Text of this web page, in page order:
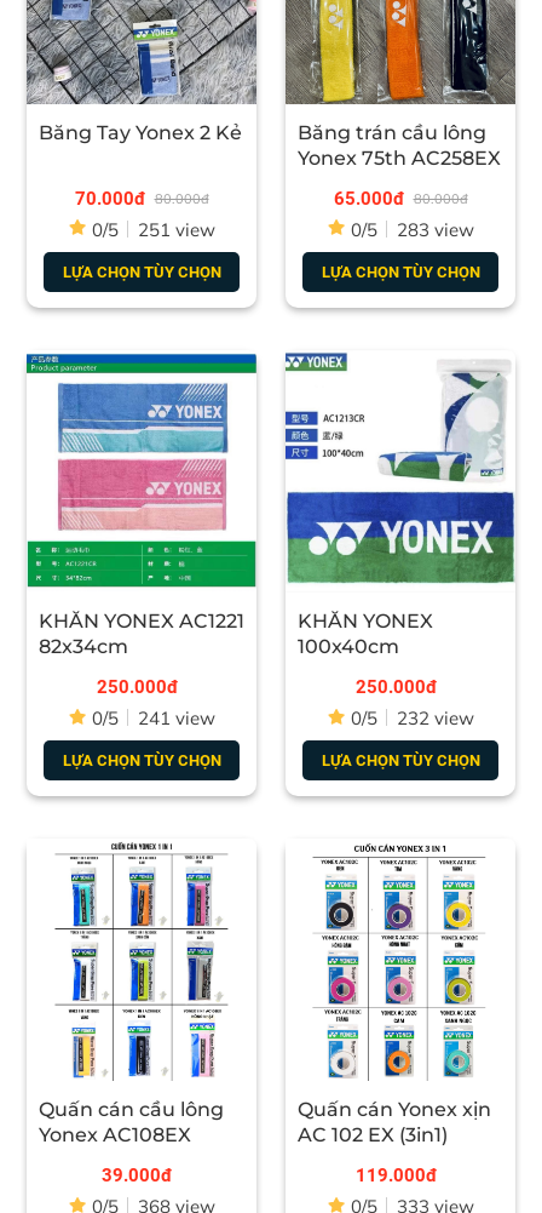
Băng Tay Yonex 2 Kẻ
70.000đ 80.000đ
0/5 251 view
LỰA CHỌN TÙY CHỌN
Băng trán cầu lông
Yonex 75th AC258EX
65.000đ 80.000đ
0/5 283 view
LỰA CHỌN TÙY CHỌN
KHĂN YONEX AC1221
82x34cm
250.000đ
0/5 241 view
LỰA CHỌN TÙY CHỌN
KHĂN YONEX
100x40cm
250.000đ
0/5 232 view
LỰA CHỌN TÙY CHỌN
Quấn cán cầu lông
Yonex AC108EX
39.000đ
0/5 368 view
Quấn cán Yonex xịn
AC 102 EX (3in1)
119.000đ
0/5 333 view